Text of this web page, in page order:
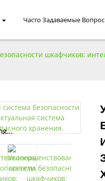
Часто Задаваемые
шкафчиков: